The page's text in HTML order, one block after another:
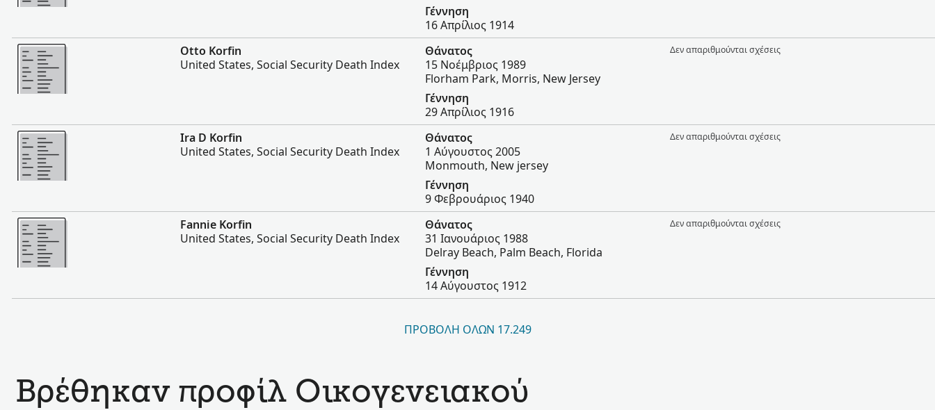
Γέννηση
16 Απρίλιος 1914
Περισσότερα
Otto Korfin
United States, Social Security Death Index
Θάνατος
15 Νοέμβριος 1989
Florham Park, Morris, New Jersey
Γέννηση
29 Απρίλιος 1916
Δεν απαριθμούνται σχέσεις
Περισσότερα
Ira D Korfin
United States, Social Security Death Index
Θάνατος
1 Αύγουστος 2005
Monmouth, New jersey
Γέννηση
9 Φεβρουάριος 1940
Δεν απαριθμούνται σχέσεις
Περισσότερα
Fannie Korfin
United States, Social Security Death Index
Θάνατος
31 Ιανουάριος 1988
Delray Beach, Palm Beach, Florida
Γέννηση
14 Αύγουστος 1912
Δεν απαριθμούνται σχέσεις
ΠΡΟΒΟΛΉ ΌΛΩΝ 17.249
Βρέθηκαν προφίλ Οικογενειακού